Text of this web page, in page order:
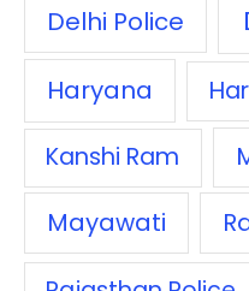
Delhi Police
Haryana
Kanshi Ram
Mayawati